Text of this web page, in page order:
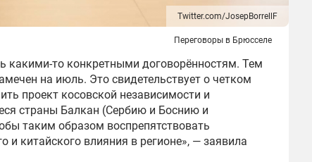
Twitter.com/JosepBorrellF
Переговоры в Брюсселе
какими-то конкретными договорённостям. Тем
на июль. Это свидетельствует о четком
проект косовской независимости и
страны Балкан (Сербию и Боснию и
таким образом воспрепятствовать
и китайского влияния в регионе», — заявила